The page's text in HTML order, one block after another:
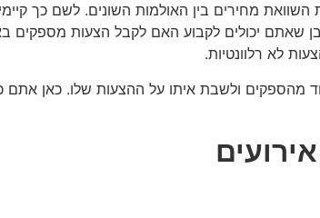
מחירים בין האולמות השונים. לשם כך
שאתם יכולים לקבוע האם לקבל הצעות מספקים
לא רלוונטיות.
ולשבת איתו על ההצעות שלו. כאן אתם